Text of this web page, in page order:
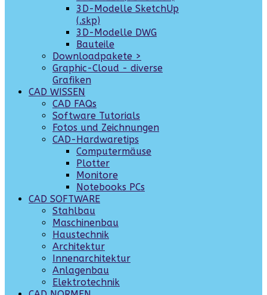
3D-Modelle SketchUp
(.skp)
3D-Modelle DWG
Bauteile
Downloadpakete >
Graphic-Cloud - diverse
Grafiken
CAD WISSEN
CAD FAQs
Software Tutorials
Fotos und Zeichnungen
CAD-Hardwaretips
Computermäuse
Plotter
Monitore
Notebooks PCs
CAD SOFTWARE
Stahlbau
Maschinenbau
Haustechnik
Architektur
Innenarchitektur
Anlagenbau
Elektrotechnik